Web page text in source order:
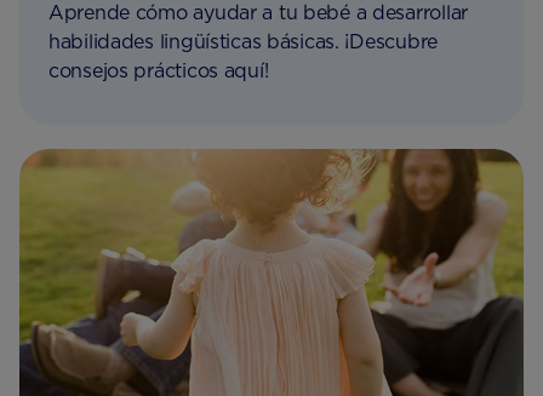
Aprende cómo ayudar a tu bebé a desarrollar
habilidades lingüísticas básicas. ¡Descubre
consejos prácticos aquí!